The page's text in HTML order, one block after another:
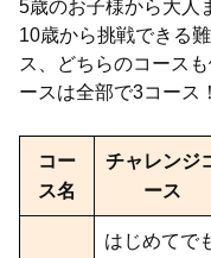
5歳のお子様から大人
10歳から挑戦できる
ス、どちらのコース
ースは全部で3コース
コー
ス名
チャレンジ
ース
はじめてで